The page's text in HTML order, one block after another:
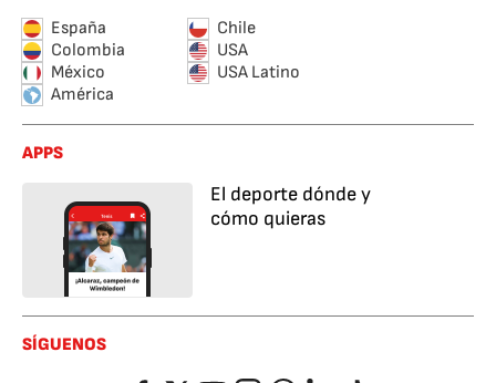
España
Chile
Colombia
USA
México
USA Latino
América
APPS
El deporte dónde y
cómo quieras
SÍGUENOS